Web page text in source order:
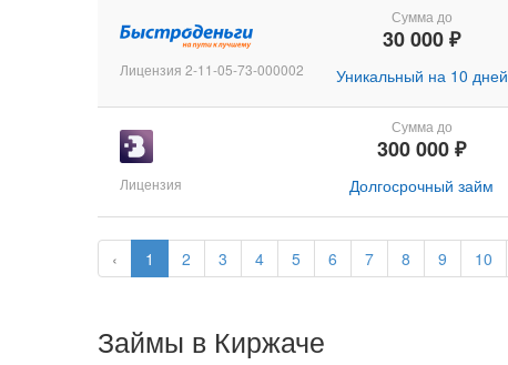
‹ 1 2 3 4 5 6 7 8 9 10
Лицензия 2-11-05-73-000002
Сумма до
30 000 ₽
Уникальный на 10 дней
Лицензия
Сумма до
300 000 ₽
Долгосрочный займ
Займы в Киржаче